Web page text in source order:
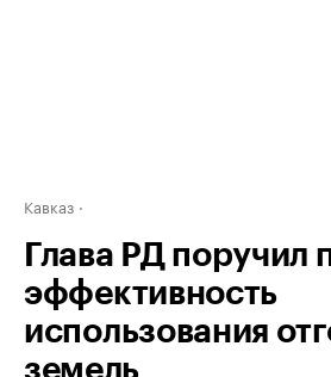
Кавказ
Глава РД поручил
эффективность
использования
земель